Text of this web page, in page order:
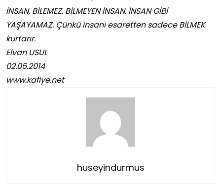
İNSAN, BİLEMEZ. BİLMEYEN İNSAN, İNSAN GİBİ
YAŞAYAMAZ. Çünkü insanı esaretten sadece BİLMEK
kurtarır.
Elvan USUL
02.05.2014
www.kafiye.net
huseyindurmus